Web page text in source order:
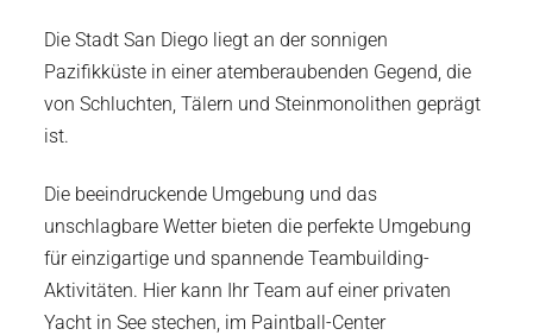
Die Stadt San Diego liegt an der sonnigen
Pazifikküste in einer atemberaubenden Gegend, die
von Schluchten, Tälern und Steinmonolithen geprägt
ist.
Die beeindruckende Umgebung und das
unschlagbare Wetter bieten die perfekte Umgebung
für einzigartige und spannende Teambuilding-
Aktivitäten. Hier kann Ihr Team auf einer privaten
Yacht in See stechen, im Paintball-Center